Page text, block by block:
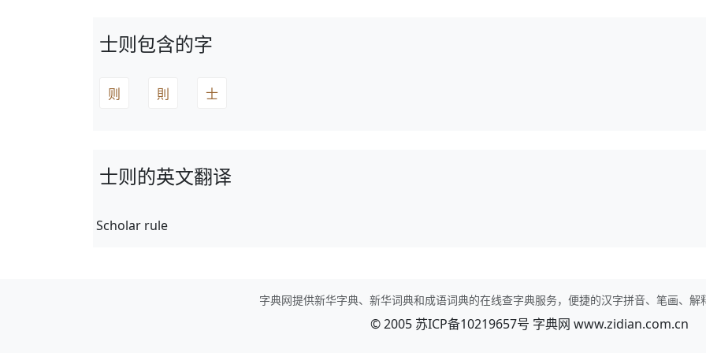
士则包含的字
则 則 士
士则的英文翻译
Scholar rule
字典网提供新华字典、新华词典和成语词典的在线查字典服务，便捷的汉字拼音、笔画、解
© 2005 苏ICP备10219657号 字典网 www.zidian.com.cn